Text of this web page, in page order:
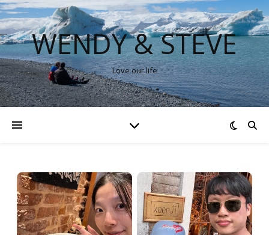
WENDY & STEVE
Love our life